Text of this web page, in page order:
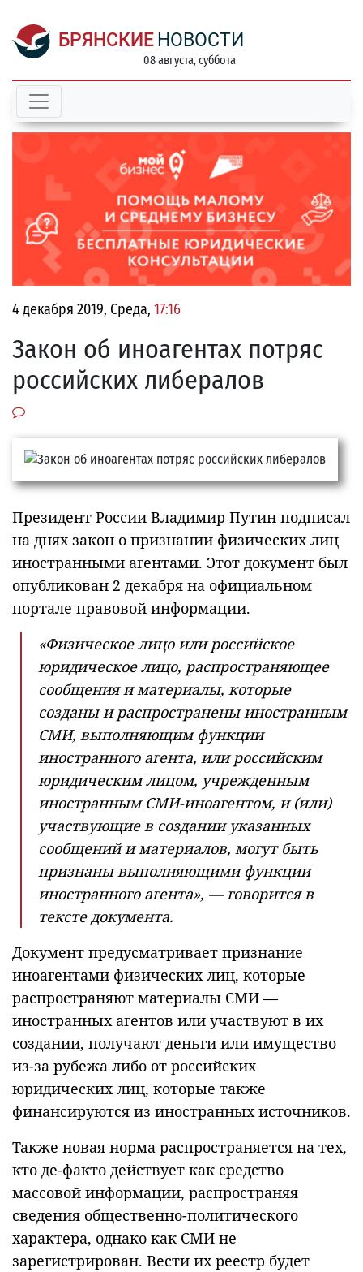
БРЯНСКИЕ НОВОСТИ
08 августа, суббота
4 декабря 2019, Среда, 17:16
Закон об иноагентах потряс
российских либералов
Президент России Владимир Путин подписал
на днях закон о признании физических лиц
иностранными агентами. Этот документ был
опубликован 2 декабря на официальном
портале правовой информации.
«Физическое лицо или российское
юридическое лицо, распространяющее
сообщения и материалы, которые
созданы и распространены иностранным
СМИ, выполняющим функции
иностранного агента, или российским
юридическим лицом, учрежденным
иностранным СМИ-иноагентом, и (или)
участвующие в создании указанных
сообщений и материалов, могут быть
признаны выполняющими функции
иностранного агента», — говорится в
тексте документа.
Документ предусматривает признание
иноагентами физических лиц, которые
распространяют материалы СМИ —
иностранных агентов или участвуют в их
создании, получают деньги или имущество
из-за рубежа либо от российских
юридических лиц, которые также
финансируются из иностранных источников.
Также новая норма распространяется на тех,
кто де-факто действует как средство
массовой информации, распространяя
сведения общественно-политического
характера, однако как СМИ не
зарегистрирован. Вести их реестр будет